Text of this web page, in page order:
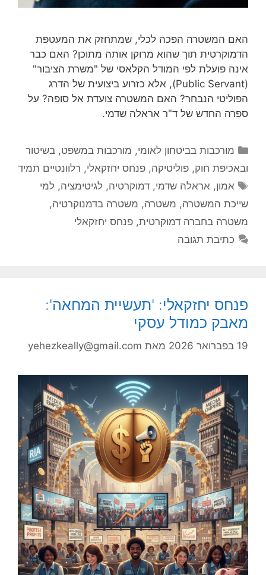
האם המשטרה הפכה לכלי, שמתחזק את המעטפת
הדמוקרטית תוך שהוא מרוקן אותה מתוכן? האם כבר
אינה פועלת לפי המודל הקלאסי של "משרת הציבור"
(Public Servant), אלא כזרוע ביצועית של הדרג
הפוליטי הנבחר? האם המשטרה צועדת אל סופה? על
ספרה החדש של ד"ר אראלה שדמי.
קטגוריות
מורכבות בביטחון לאומי, מורכבות במשפט, בשיטור
ובאכיפת חוק, פוליטיקה, פנחס יחזקאלי, רלוונטיים תמיד
תגיות
אמון, אראלה שדמי,דמוקרטיה, לגיטימציה, למי
שייכת המשטרה, משטרה, משטרה בדמנוקרטיה,
משטרה בחברה דמוקרטית, פנחס יחזקאלי
כתיבת תגובה
פנחס יחזקאלי: 'תעשיית המחאה':
מאבק כמודל עסקי
19 בפברואר 2026 מאת yehezkeally@gmail.com